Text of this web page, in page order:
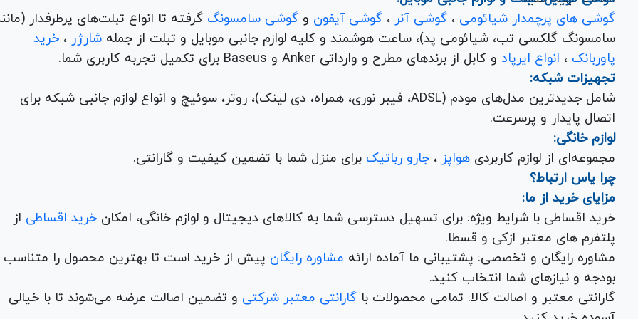
گوشی های پرچمدار شیائومی ، گوشی آنر ، گوشی آیفون گوشی سامسونگ گرفته تا انواع تبلت‌های پرطرفدار
سامسونگ گلکسی تب، شیائومی پد)، ساعت هوشمند و کلیه لوازم جانبی موبایل و تبلت از جملهشارژر ، خرید
پاوربانک ، انواع ایرپاد
تجهیزات شبکه:
شامل جدیدترین مدل‌های مودم (ADSL، فیبر نوری، همراه، دی لینک)، روتر، سوئیچ و انواع لوازم جانبی شبکه برای
اتصال پایدار و پرسرعت.
لوازم خانگی:
مجموعه‌ای از لوازم کاربردیهواپز ، جارو رباتیک برای منزل شما با تضمین کیفیت و گارانتی.
چرا یاس ارتباط؟
مزایای خرید از ما:
خرید اقساطی با شرایط ویژه: برای تسهیل دسترسی شما به کالاهای دیجیتال و لوازم خانگی، امکانخرید اقساطی از
پلتفرم های معتبر ازکی و قسطا.
مشاوره رایگان و تخصصی: پشتیبانی ما آماده ارائه مشاوره رایگان پیش از خرید است تا بهترین محصول را متناسب
بودجه و نیازهای شما انتخاب کنید.
گارانتی معتبر و اصالت کالا: تمامی محصولات باگارانتی معتبر شرکتی و تضمین اصالت عرضه می‌شوند تا با خیالی